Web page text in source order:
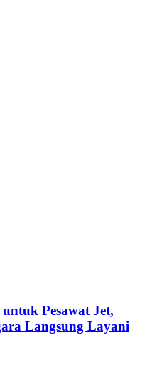
Pesawat Jet,
Langsung Layani